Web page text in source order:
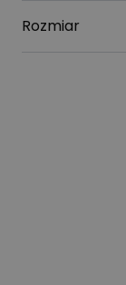
Rozmiar